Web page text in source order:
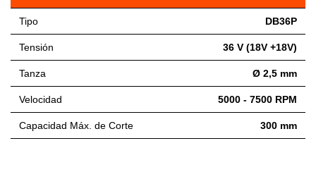
Tipo DB36P
Tensión 36 V (18V +18V)
Tanza Ø 2,5 mm
Velocidad 5000 - 7500 RPM
Capacidad Máx. de Corte 300 mm